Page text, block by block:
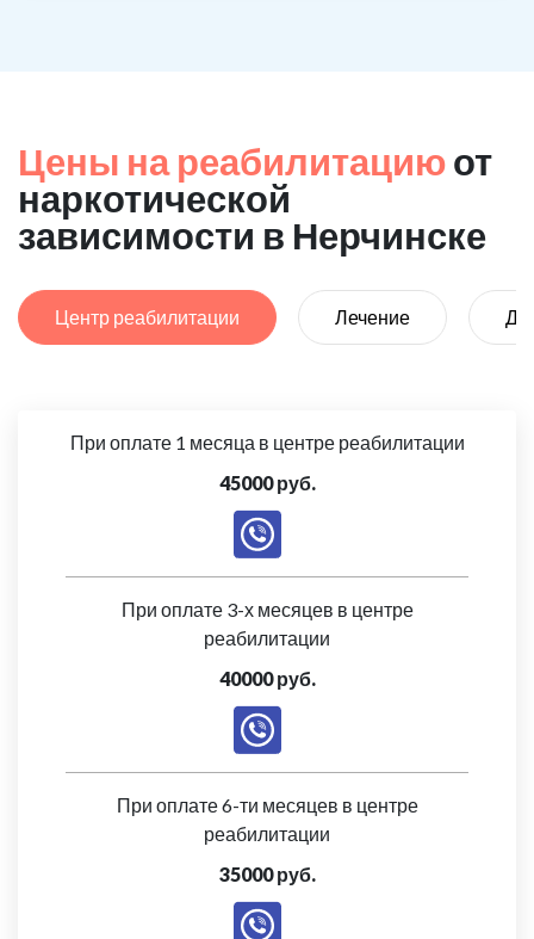
Цены на реабилитациюот
наркотической
зависимости в Нерчинске
Центр реабилитации Лечение
При оплате 1 месяца в центре реабилитации
45000 руб.
При оплате 3-х месяцев в центре
реабилитации
40000 руб.
При оплате 6-ти месяцев в центре
реабилитации
35000 руб.